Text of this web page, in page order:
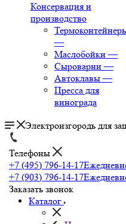
Консервация и
производство
—
Маслобойки —
Сыроварни —
Автоклавы —
Пресса для
винограда
Электроизгородь для
Телефоны
+7 (495) 796-14-17
+7 (903) 796-14-17
Заказать звонок
Каталог